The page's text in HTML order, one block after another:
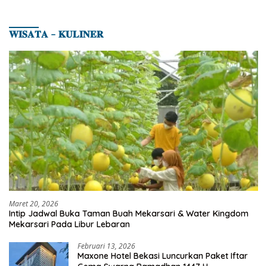
𝐖𝐈𝐒𝐀𝐓𝐀 – 𝐊𝐔𝐋𝐈𝐍𝐄𝐑
Maret 20, 2026
Intip Jadwal Buka Taman Buah Mekarsari & Water Kingdom
Mekarsari Pada Libur Lebaran
Februari 13, 2026
Maxone Hotel Bekasi Luncurkan Paket Iftar